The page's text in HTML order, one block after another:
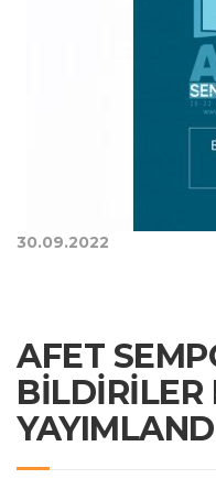
30.09.2022
AFET
BİLDİRİLER